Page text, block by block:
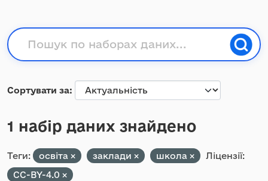
Сортувати за
1 набір даних знайдено
Теги: освіта заклади школа
Ліцензії:
CC-BY-4.0